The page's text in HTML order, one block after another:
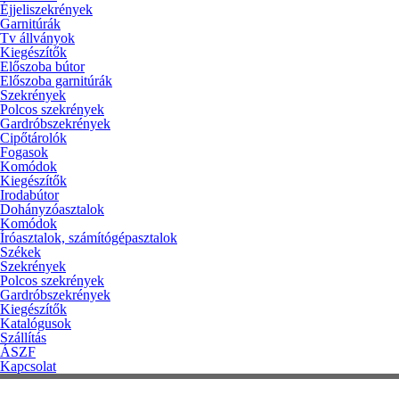
Éjjeliszekrények
Garnitúrák
Tv állványok
Kiegészítők
Előszoba bútor
Előszoba garnitúrák
Szekrények
Polcos szekrények
Gardróbszekrények
Cipőtárolók
Fogasok
Komódok
Kiegészítők
Irodabútor
Dohányzóasztalok
Komódok
Íróasztalok, számítógépasztalok
Székek
Szekrények
Polcos szekrények
Gardróbszekrények
Kiegészítők
Katalógusok
Szállítás
ÁSZF
Kapcsolat